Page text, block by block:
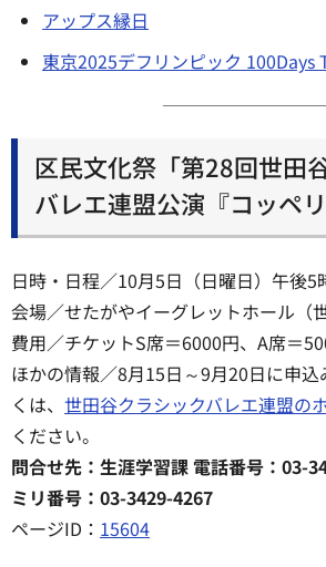
アップス縁日
東京2025デフリンピック 100Days
区民文化祭「第28回世田
バレエ連盟公演『コッペリ
日時・日程／10月5日（日曜日）午後5
会場／せたがやイーグレットホール（
費用／チケットS席＝6000円、A席＝
ほかの情報／8月15日～9月20日に申
くは、 世田谷クラシックバレエ連盟の
ください。
問合せ先：生涯学習課 電話番号：03-
ミリ番号：03-3429-4267
ページID： 15604